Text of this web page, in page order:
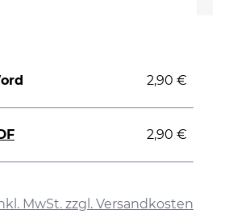
MwSt. zzgl. Versandkosten
2,90 €
2,90 €